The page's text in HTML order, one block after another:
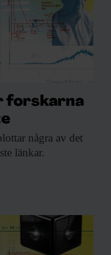
forskarna
några av det
länkar.